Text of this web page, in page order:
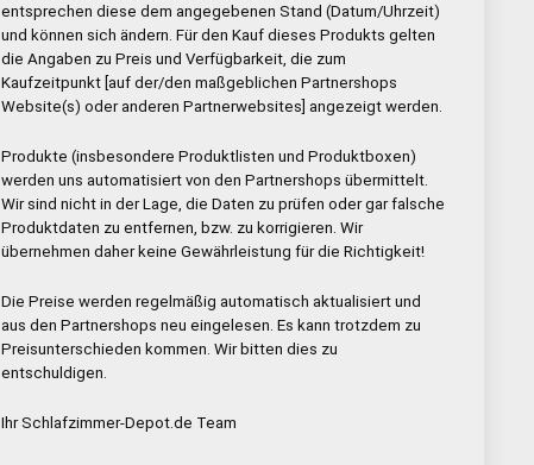
entsprechen diese dem angegebenen Stand (Datum/Uhrzeit)
und können sich ändern. Für den Kauf dieses Produkts gelten
die Angaben zu Preis und Verfügbarkeit, die zum
Kaufzeitpunkt [auf der/den maßgeblichen Partnershops
Website(s) oder anderen Partnerwebsites] angezeigt werden.
Produkte (insbesondere Produktlisten und Produktboxen)
werden uns automatisiert von den Partnershops übermittelt.
Wir sind nicht in der Lage, die Daten zu prüfen oder gar falsche
Produktdaten zu entfernen, bzw. zu korrigieren. Wir
übernehmen daher keine Gewährleistung für die Richtigkeit!
Die Preise werden regelmäßig automatisch aktualisiert und
aus den Partnershops neu eingelesen. Es kann trotzdem zu
Preisunterschieden kommen. Wir bitten dies zu
entschuldigen.
Ihr Schlafzimmer-Depot.de Team